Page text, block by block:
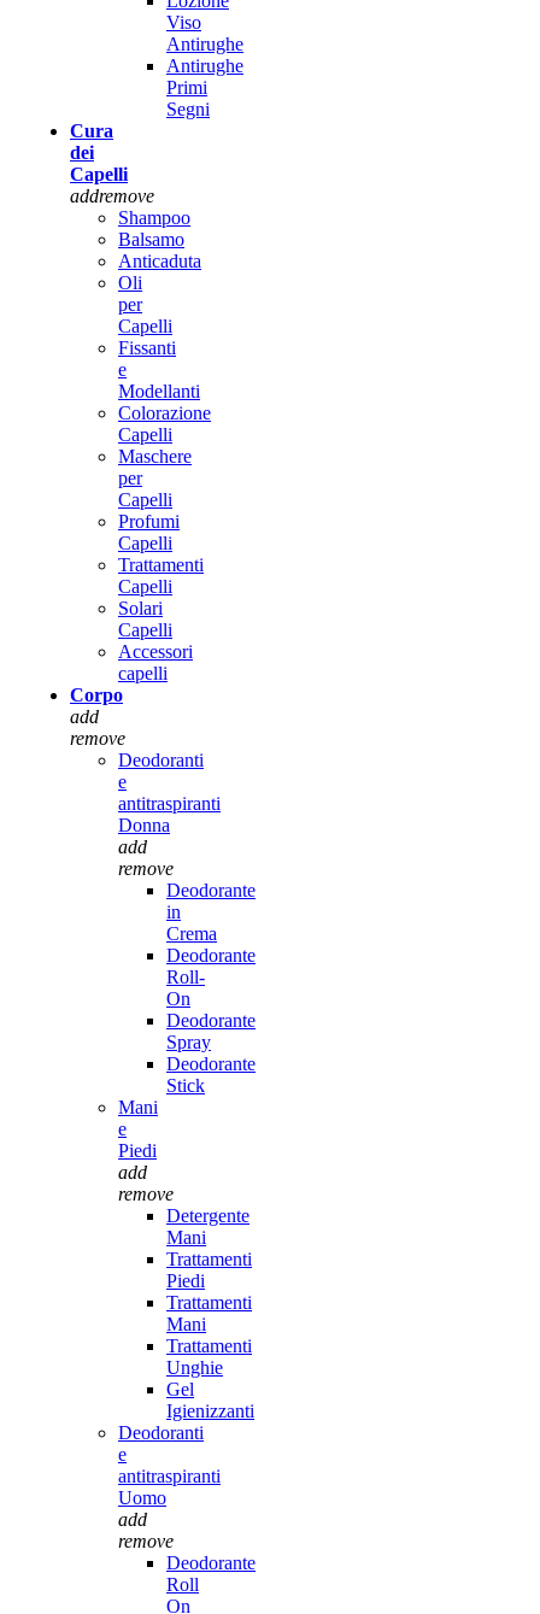
Viso
Antirughe
Antirughe
Primi
Segni
Cura
dei
Capelli
addremove
Shampoo
Balsamo
Anticaduta
Oli
per
Capelli
Fissanti
e
Modellanti
Colorazione
Capelli
Maschere
per
Capelli
Profumi
Capelli
Trattamenti
Capelli
Solari
Capelli
Accessori
capelli
Corpo
add
remove
Deodoranti
e
antitraspiranti
Donna
add
remove
Deodorante
in
Crema
Deodorante
Roll-
On
Deodorante
Spray
Deodorante
Stick
Mani
e
Piedi
add
remove
Detergente
Mani
Trattamenti
Piedi
Trattamenti
Mani
Trattamenti
Unghie
Gel
Igienizzanti
Deodoranti
e
antitraspiranti
Uomo
add
remove
Deodorante
Roll
On